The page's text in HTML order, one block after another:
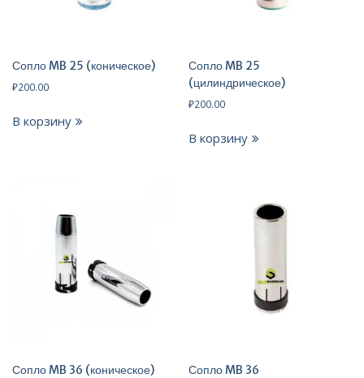
Сопло MB 25 (коническое)
₽200.00
В корзину
Сопло MB 25
(цилиндрическое)
₽200.00
В корзину
Сопло MB 36 (коническое)
Сопло MB 36